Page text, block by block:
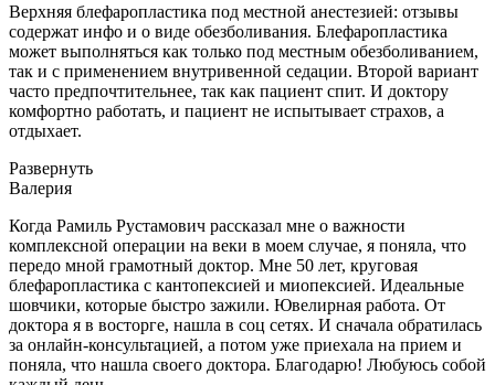
Верхняя блефаропластика под местной анестезией: отзывы
содержат инфо и о виде обезболивания. Блефаропластика
может выполняться как только под местным обезболиванием,
так и с применением внутривенной седации. Второй вариант
часто предпочтительнее, так как пациент спит. И доктору
комфортно работать, и пациент не испытывает страхов, а
отдыхает.
Развернуть
Валерия
Когда Рамиль Рустамович рассказал мне о важности
комплексной операции на веки в моем случае, я поняла, что
передо мной грамотный доктор. Мне 50 лет, круговая
блефаропластика с кантопексией и миопексией. Идеальные
шовчики, которые быстро зажили. Ювелирная работа. От
доктора я в восторге, нашла в соц сетях. И сначала обратилась
за онлайн-консультацией, а потом уже приехала на прием и
поняла, что нашла своего доктора. Благодарю! Любуюсь собой